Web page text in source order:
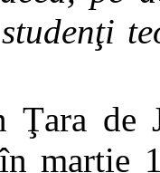
Ţara de
martie